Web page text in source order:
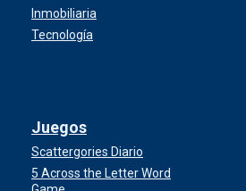
Inmobiliaria
Tecnología
Juegos
Scattergories Diario
5 Across the Letter Word